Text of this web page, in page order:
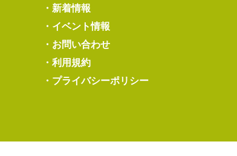
・ 新着情報
・ イベント情報
・ お問い合わせ
・ 利用規約
・ プライバシーポリシー